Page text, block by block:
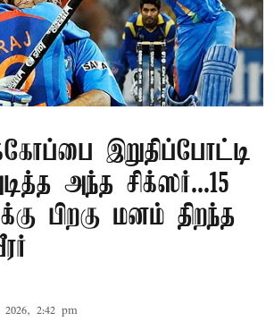
இறுதிப்போட்டி
அந்த சிக்ஸர்...15
பிறகு மனம் திறந்த
2:42 pm